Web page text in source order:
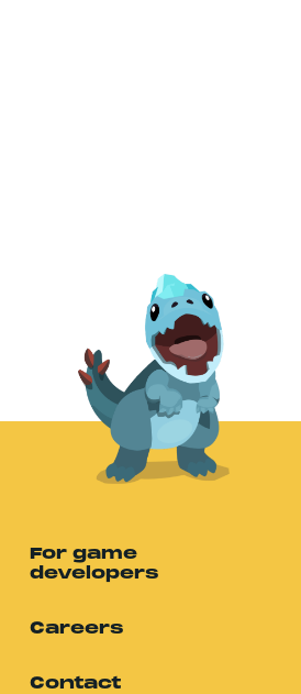
For game
developers
Careers
Contact